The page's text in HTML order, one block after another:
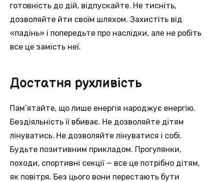
готовність до дій, відпускайте. Не тисніть,
дозволяйте йти своїм шляхом. Захистіть від
«падінь» і попередьте про наслідки, але не робіть
все це замість неї.
Достатня рухливість
Пам’ятайте, що лише енергія народжує енергію.
Бездіяльність її вбиває. Не дозволяйте дітям
лінуватись. Не дозволяйте лінуватися і собі.
Будьте позитивним прикладом. Прогулянки,
походи, спортивні секції — все це потрібно дітям,
як повітря. Без цього вони перестають бути